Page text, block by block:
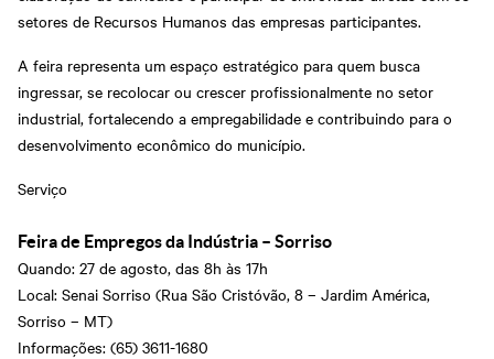
setores de Recursos Humanos das empresas participantes.
A feira representa um espaço estratégico para quem busca
ingressar, se recolocar ou crescer profissionalmente no setor
industrial, fortalecendo a empregabilidade e contribuindo para o
desenvolvimento econômico do município.
Serviço
Feira de Empregos da Indústria – Sorriso
Quando: 27 de agosto, das 8h às 17h
Local: Senai Sorriso (Rua São Cristóvão, 8 – Jardim América,
Sorriso – MT)
Informações: (65) 3611-1680